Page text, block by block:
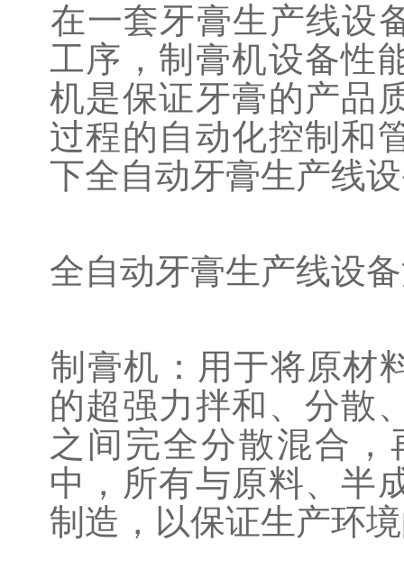
在一套牙膏生产线设
工序，制膏机设备性
机是保证牙膏的产品
过程的自动化控制和
下全自动牙膏生产线
全自动牙膏生产线设
‌制膏机‌： 用于将原材
的超强力拌和、分散
之间完全分散混合
中，所有与原料、半
制造，以保证生产环